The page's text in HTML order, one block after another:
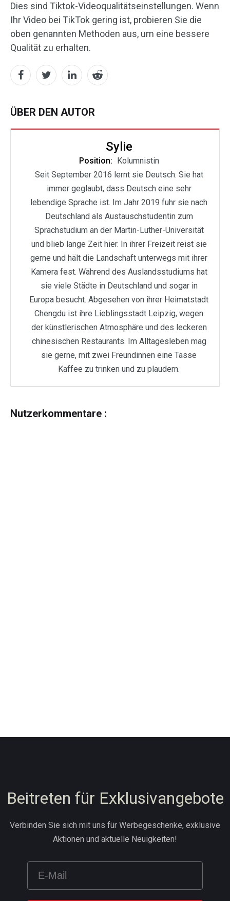
Dies sind Tiktok-Videoqualitätseinstellungen. Wenn
Ihr Video bei TikTok gering ist, probieren Sie die
oben genannten Methoden aus, um eine bessere
Qualität zu erhalten.
ÜBER DEN AUTOR
Sylie
Position:
Kolumnistin
Seit September 2016 lernt sie Deutsch. Sie hat
immer geglaubt, dass Deutsch eine sehr
lebendige Sprache ist. Im Jahr 2019 fuhr sie nach
Deutschland als Austauschstudentin zum
Sprachstudium an der Martin-Luther-Universität
und blieb lange Zeit hier. In ihrer Freizeit reist sie
gerne und hält die Landschaft unterwegs mit ihrer
Kamera fest. Während des Auslandsstudiums hat
sie viele Städte in Deutschland und sogar in
Europa besucht. Abgesehen von ihrer Heimatstadt
Chengdu ist ihre Lieblingsstadt Leipzig, wegen
der künstlerischen Atmosphäre und des leckeren
chinesischen Restaurants. Im Alltagesleben mag
sie gerne, mit zwei Freundinnen eine Tasse
Kaffee zu trinken und zu plaudern.
Nutzerkommentare :
Beitreten für Exklusivangebote
Verbinden Sie sich mit uns für Werbegeschenke, exklusive
Aktionen und aktuelle Neuigkeiten!